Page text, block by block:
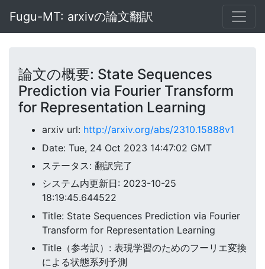
Fugu-MT: arxivの論文翻訳
論文の概要: State Sequences
Prediction via Fourier Transform
for Representation Learning
arxiv url: http://arxiv.org/abs/2310.15888v1
Date: Tue, 24 Oct 2023 14:47:02 GMT
ステータス: 翻訳完了
システム内更新日: 2023-10-25
18:19:45.644522
Title: State Sequences Prediction via Fourier
Transform for Representation Learning
Title（参考訳）: 表現学習のためのフーリエ変換
による状態系列予測